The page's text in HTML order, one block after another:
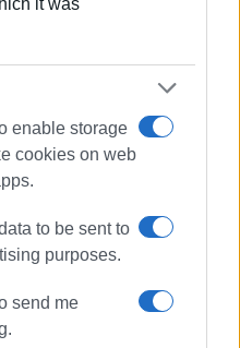
it was
enable storage
cookies on web
to be sent to
purposes.
send me
τον οποίον
του γενικού
του δημοσιογράφου
του για τα
η έντιμη και